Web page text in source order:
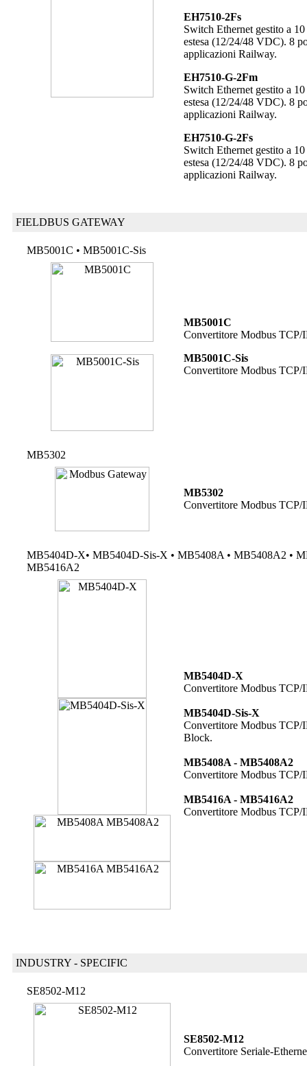
EH7510-2Fs
Switch Ethernet gestito a
estesa (12/24/48 VDC). 8
applicazioni Railway.
EH7510-G-2Fm
Switch Ethernet gestito a
estesa (12/24/48 VDC). 8
applicazioni Railway.
EH7510-G-2Fs
Switch Ethernet gestito a
estesa (12/24/48 VDC). 8
applicazioni Railway.
FIELDBUS GATEWAY
MB5001C • MB5001C-Sis
MB5001C
Convertitore Modbus TCP/
MB5001C-Sis
Convertitore Modbus TCP/
MB5302
MB5302
Convertitore Modbus
MB5404D-X• MB5404D-Sis-X • MB5408A • MB5408A2 •
MB5416A2
MB5404D-X
Convertitore Modbus
MB5404D-Sis-X
Convertitore Modbus
Block.
MB5408A - MB5408A2
Convertitore Modbus
MB5416A - MB5416A2
Convertitore Modbus
INDUSTRY - SPECIFIC
SE8502-M12
SE8502-M12
Convertitore Seriale-